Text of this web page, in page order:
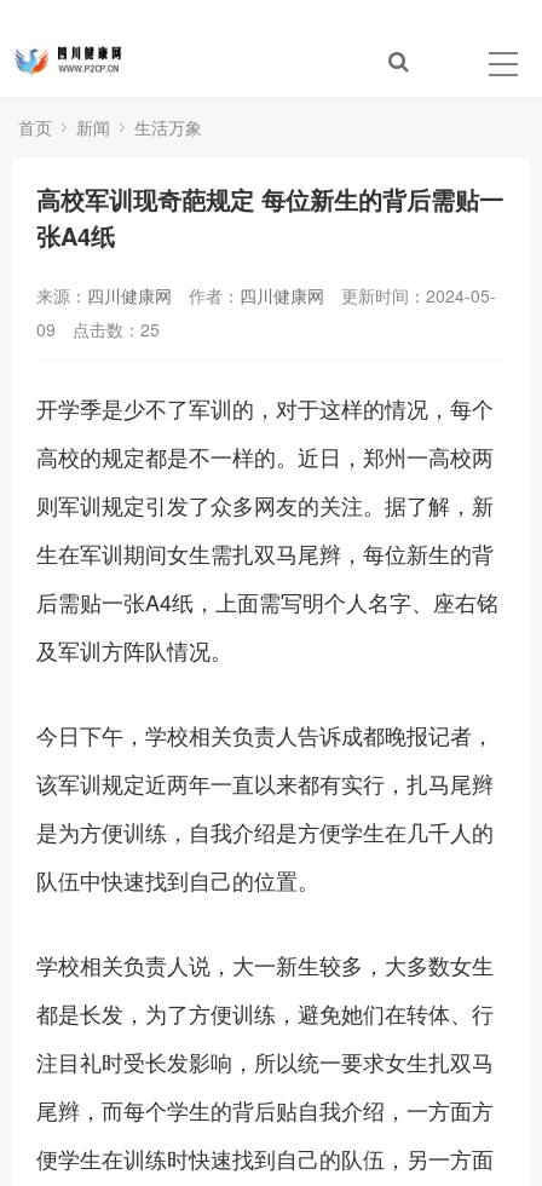
首页 新闻 生活万象
高校军训现奇葩规定 每位新生的背后需贴一
张A4纸
来源： 四川健康网 作者： 四川健康网
更新时间：2024-05-
09
点击数： 25
开学季是少不了军训的，对于这样的情况，每个
高校的规定都是不一样的。近日，郑州一高校两
则军训规定引发了众多网友的关注。据了解，新
生在军训期间女生需扎双马尾辫，每位新生的背
后需贴一张A4纸，上面需写明个人名字、座右铭
及军训方阵队情况。
今日下午，学校相关负责人告诉成都晚报记者，
该军训规定近两年一直以来都有实行，扎马尾辫
是为方便训练，自我介绍是方便学生在几千人的
队伍中快速找到自己的位置。
学校相关负责人说，大一新生较多，大多数女生
都是长发，为了方便训练，避免她们在转体、行
注目礼时受长发影响，所以统一要求女生扎双马
尾辫，而每个学生的背后贴自我介绍，一方面方
便学生在训练时快速找到自己的队伍，另一方面